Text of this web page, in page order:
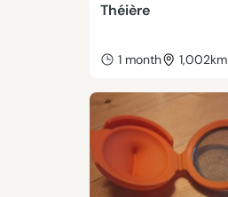
Théière
1 month 1,002km